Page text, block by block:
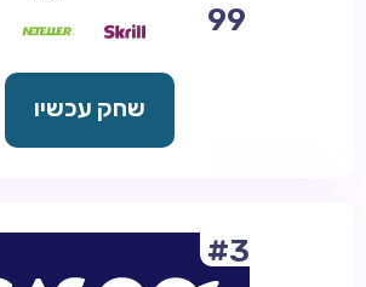
99
שחק עכשיו
#3